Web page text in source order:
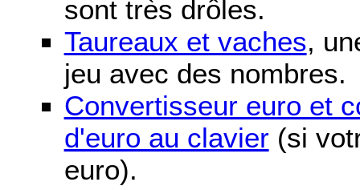
sont très drôles.
Taureaux et vaches,
jeu avec des nombres.
Convertisseur euro et
d'euro au clavier (si
euro).